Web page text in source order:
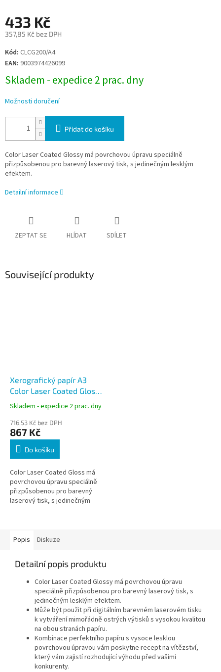
433 Kč
357,85 Kč bez DPH
Měrná
cena:
Kód: CLCG200/A4
EAN: 9003974426099
Skladem - expedice 2 prac. dny
Možnosti doručení
Přidat do košíku
Color Laser Coated Glossy má povrchovou úpravu speciálně
přizpůsobenou pro barevný laserový tisk, s jedinečným lesklým
efektem.
Detailní informace
ZEPTAT SE HLÍDAT SDÍLET
Související produkty
Xerografický papír A3
Color Laser Coated Glossy
200g, 250 listů, lesklý
Skladem - expedice 2 prac. dny
716,53 Kč bez DPH
867 Kč
Do košíku
Color Laser Coated Gloss má
povrchovou úpravu speciálně
přizpůsobenou pro barevný
laserový tisk, s jedinečným
Popis Diskuze
Detailní popis produktu
Color Laser Coated Glossy má povrchovou úpravu
speciálně přizpůsobenou pro barevný laserový tisk, s
jedinečným lesklým efektem.
Může být použit při digitálním barevném laserovém tisku
k vytváření mimořádně ostrých výtisků s vysokou kvalitou
na obou stranách papíru.
Kombinace perfektního papíru s vysoce lesklou
povrchovou úpravou vám poskytne recept na vítězství,
který vám zajistí rozhodující výhodu před vašimi
konkurenty.